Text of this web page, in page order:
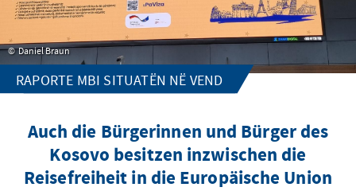
Daniel Braun
RAPORTE MBI SITUATËN NË VEND
Auch die Bürgerinnen und Bürger des
Kosovo besitzen inzwischen die
Reisefreiheit in die Europäische Union